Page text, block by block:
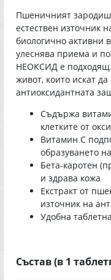
Пшеничният зародиш
естествен източник
биологично активни
улеснява приема и
НЕОКСИД е подходящ
живот, които искат
антиоксидантната
Съдържа
клетките от
Витамин С
образуването
Бета-каротен
и здрава кожа
Екстракт от
източник на
Удобна
Състав (в 1